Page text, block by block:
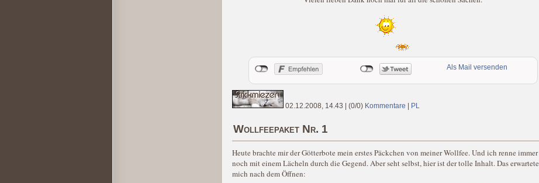
Als Mail versenden
02.12.2008, 14.43 (0/0) Kommentare PL
Wollfeepaket Nr. 1
Heute brachte mir der Götterbote mein erstes Päckchen von meiner Wollfee. Und ich renne immer
noch mit einem Lächeln durch die Gegend. Aber seht selbst, hier ist der tolle Inhalt. Das erwartete
mich nach dem Öffnen: